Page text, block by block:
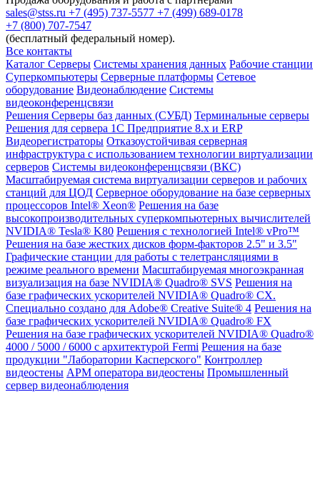
sales@stss.ru +7 (495) 737-5577 +7 (499) 689-0178
+7 (800) 707-7547
(бесплатный федеральный номер).
Все контакты
Каталог Серверы Системы хранения данных Рабочие станции
Суперкомпьютеры Серверные платформы Сетевое
оборудование Видеонаблюдение Системы
видеоконференцсвязи
Решения Серверы баз данных (СУБД) Терминальные серверы
Решения для сервера 1С Предприятие 8.x и ERP
Видеорегистраторы Отказоустойчивая серверная
инфраструктура с использованием технологии виртуализации
серверов Системы видеоконференцсвязи (ВКС)
Масштабируемая система виртуализации серверов и рабочих
станций для ЦОД Серверное оборудование на базе серверных
процессоров Intel® Xeon® Решения на базе
высокопроизводительных суперкомпьютерных вычислителей
NVIDIA® Tesla® K80 Решения с технологией Intel® vPro™
Решения на базе жестких дисков форм-факторов 2.5" и 3.5"
Графические станции для работы с телетрансляциями в
режиме реального времени Масштабируемая многоэкранная
визуализация на базе NVIDIA® Quadro® SVS Решения на
базе графических ускорителей NVIDIA® Quadro® CX.
Специально создано для Adobe® Creative Suite® 4 Решения на
базе графических ускорителей NVIDIA® Quadro® FX
Решения на базе графических ускорителей NVIDIA® Quadro®
4000 / 5000 / 6000 с архитектурой Fermi Решения на базе
продукции "Лаборатории Касперского" Контроллер
видеостены АРМ оператора видеостены Промышленный
сервер видеонаблюдения